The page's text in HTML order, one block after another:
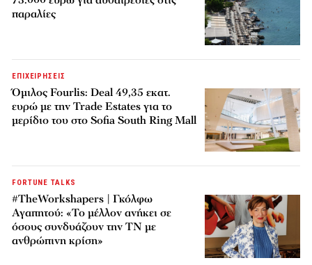
παραλίες
ΕΠΙΧΕΙΡΗΣΕΙΣ
Όμιλος Fourlis: Deal 49,35 εκατ.
ευρώ με την Trade Estates για το
μερίδιο του στο Sofia South Ring Mall
FORTUNE TALKS
#TheWorkshapers | Γκόλφω
Αγαπητού: «Το μέλλον ανήκει σε
όσους συνδυάζουν την ΤΝ με
ανθρώπινη κρίση»